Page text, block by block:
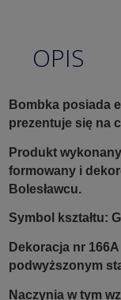
OPIS
Bombka posiada
prezentuje się na
Produkt
formowany i
Bolesławcu.
Symbol kształtu:
Dekoracja nr
podwyższonym
Naczynia w tym